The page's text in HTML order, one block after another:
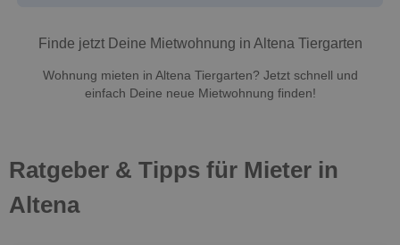
Finde jetzt Deine Mietwohnung in Altena Tiergarten
Wohnung mieten in Altena Tiergarten? Jetzt schnell und
einfach Deine neue Mietwohnung finden!
Ratgeber & Tipps für Mieter in
Altena